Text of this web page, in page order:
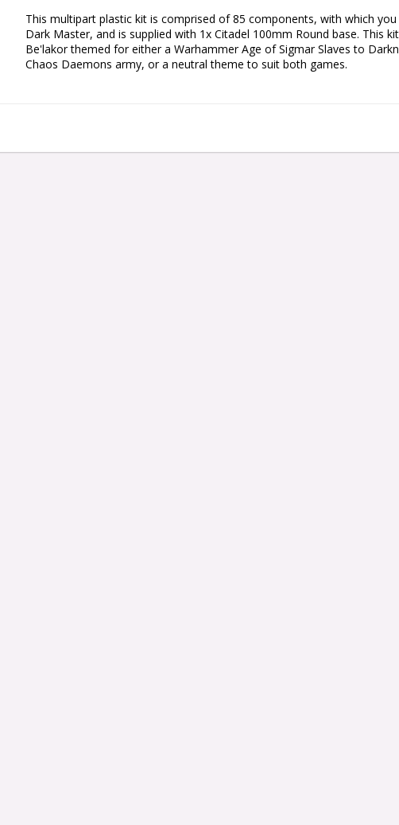
This multipart plastic kit is comprised of 85 components, with which
Dark Master, and is supplied with 1x Citadel 100mm Round base. This
Be'lakor themed for either a Warhammer Age of Sigmar Slaves to
Chaos Daemons army, or a neutral theme to suit both games.